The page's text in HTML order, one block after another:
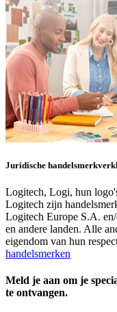
Juridische
Logitech, Logi, hun
Logitech zijn
Logitech Europe S.A.
en andere landen. Alle
eigendom van hun
handelsmerken
Meld je aan om je
te ontvangen.